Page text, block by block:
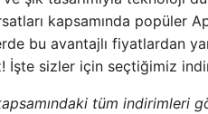
kapsamında popüler
bu avantajlı fiyatlardan
İşte sizler için seçtiğimiz
tüm indirimleri